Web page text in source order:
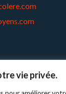
vie privée.